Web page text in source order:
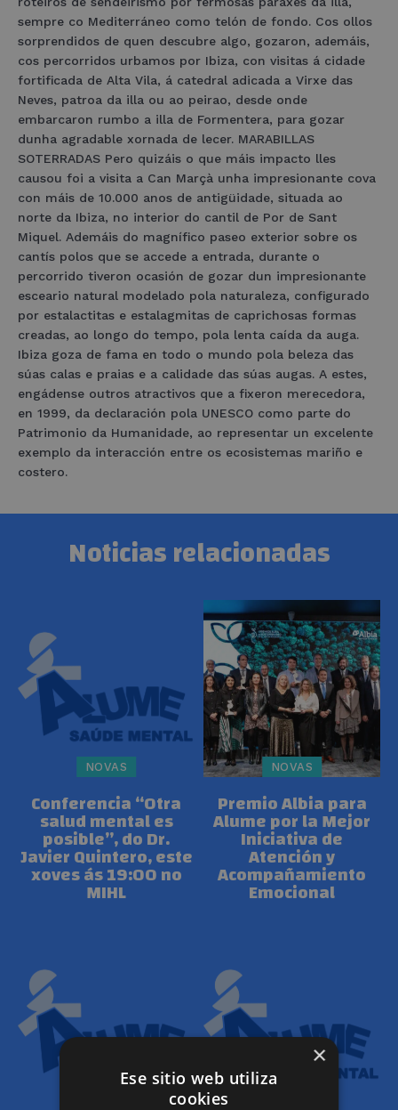
sempre co Mediterráneo como telón de fondo. Cos ollos
sorprendidos de quen descubre algo, gozaron, ademáis,
cos percorridos urbamos por Ibiza, con visitas á cidade
fortificada de Alta Vila, á catedral adicada a Virxe das
Neves, patroa da illa ou ao peirao, desde onde
embarcaron rumbo a illa de Formentera, para gozar
dunha agradable xornada de lecer. MARABILLAS
SOTERRADAS Pero quizáis o que máis impacto lles
causou foi a visita a Can Marçà unha impresionante cova
con máis de 10.000 anos de antigüidade, situada ao
norte da Ibiza, no interior do cantil de Por de Sant
Miquel. Ademáis do magnífico paseo exterior sobre os
cantís polos que se accede a entrada, durante o
percorrido tiveron ocasión de gozar dun impresionante
esceario natural modelado pola naturaleza, configurado
por estalactitas e estalagmitas de caprichosas formas
creadas, ao longo do tempo, pola lenta caída da auga.
Ibiza goza de fama en todo o mundo pola beleza das
súas calas e praias e a calidade das súas augas. A estes,
engádense outros atractivos que a fixeron merecedora,
en 1999, da declaración pola UNESCO como parte do
Patrimonio da Humanidade, ao representar un excelente
exemplo da interacción entre os ecosistemas mariño e
costero.
Noticias relacionadas
NOVAS
Conferencia “Otra
salud mental es
posible”, do Dr.
Javier Quintero, este
xoves ás 19:00 no
MIHL
NOVAS
Premio Albia para
Alume por la Mejor
Iniciativa de
Atención y
Acompañamiento
Emocional
×
Ese sitio web utiliza
cookies